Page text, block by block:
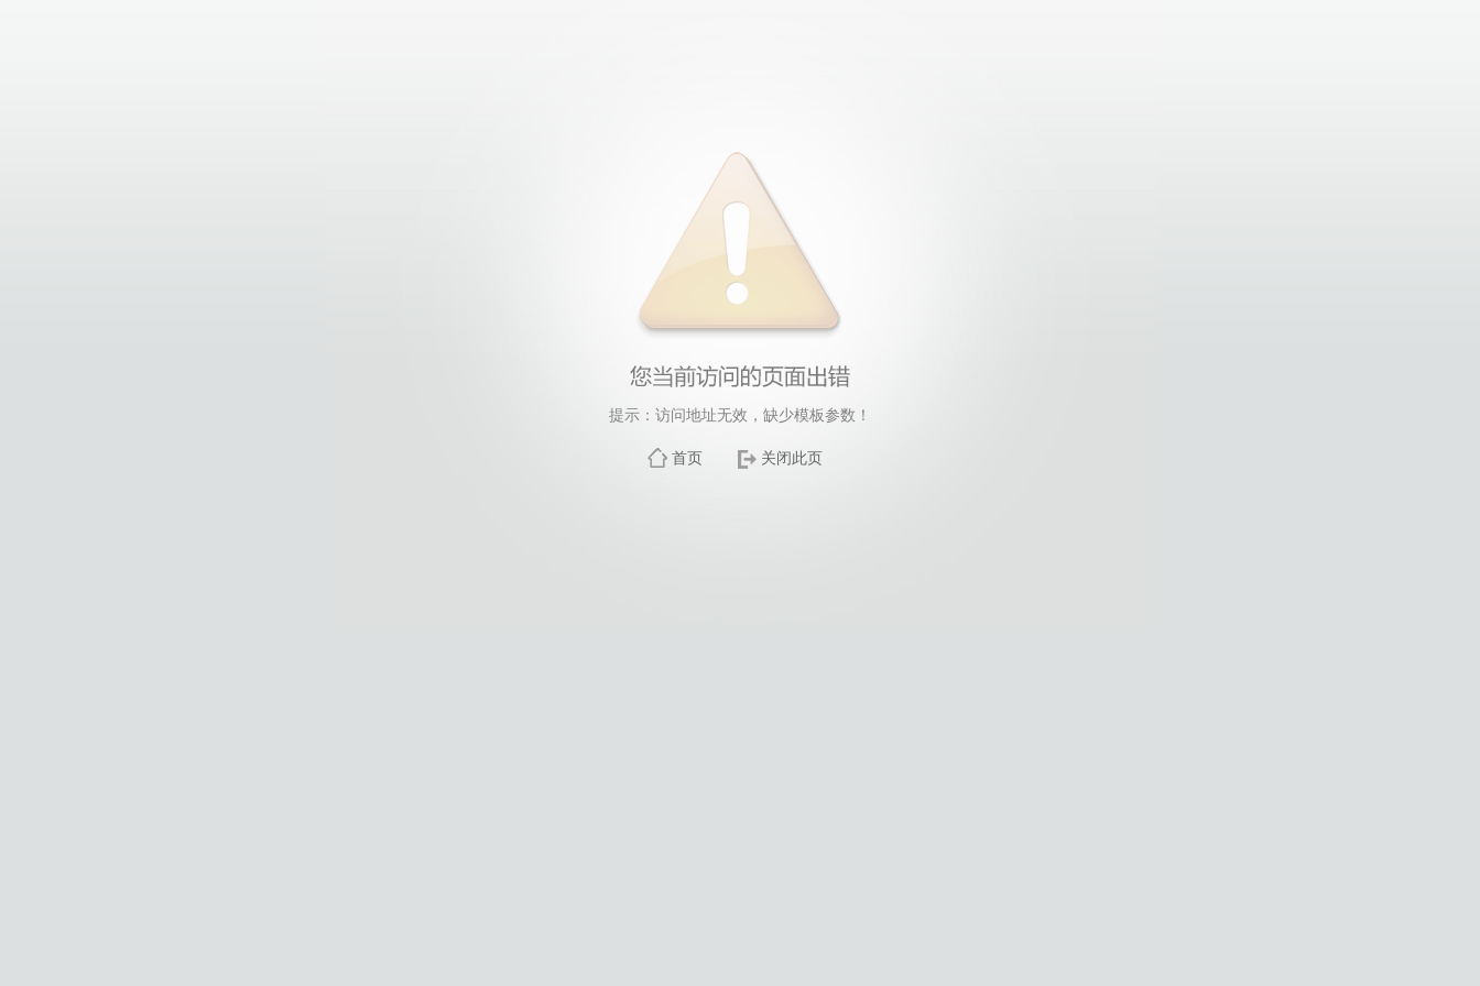
提示：访问地址无效，缺少模板参数！
首页 关闭此页